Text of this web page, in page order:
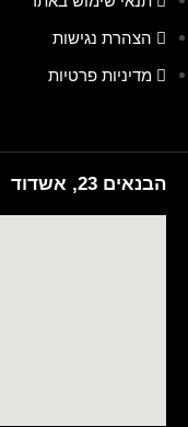
הצהרת נגישות
מדיניות פרטיות
הבנאים 23, אשדוד